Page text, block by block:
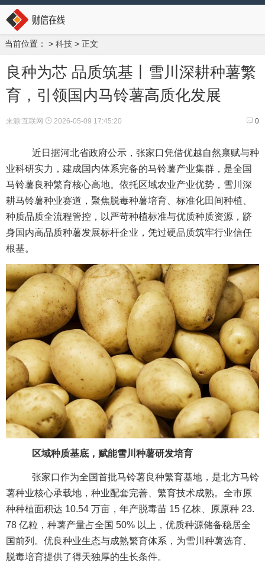
当前位置： > 科技 > 正文
良种为芯 品质筑基丨雪川深耕种薯繁
育，引领国内马铃薯高质化发展
0
来源:互联网 2026-05-09 17:45:20
近日据河北省政府公示，张家口凭借优越自然禀赋与种
业科研实力，建成国内体系完备的马铃薯产业集群，是全国
马铃薯良种繁育核心高地。依托区域农业产业优势，雪川深
耕马铃薯种业赛道，聚焦脱毒种薯培育、标准化田间种植、
种质品质全流程管控，以严苛种植标准与优质种质资源，跻
身国内高品质种薯发展标杆企业，凭过硬品质筑牢行业信任
根基。
区域种质基底，赋能雪川种薯研发培育
张家口作为全国首批马铃薯良种繁育基地，是北方马铃
薯种业核心承载地，种业配套完善、繁育技术成熟。全市原
种种植面积达 10.54 万亩，年产脱毒苗 15 亿株、原原种 23.
78 亿粒，种薯产量占全国 50% 以上，优质种源储备稳居全
国前列。优良种业生态与成熟繁育体系，为雪川种薯选育、
脱毒培育提供了得天独厚的生长条件。